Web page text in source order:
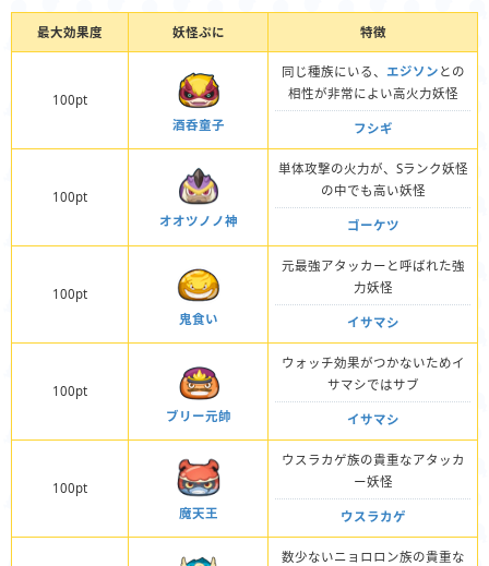
最大効果度 妖怪ぷに 特徴
100pt
酒呑童子
同じ種族にいる、 エジソン との
相性が非常によい高火力妖怪
フシギ
100pt
オオツノノ神
単体攻撃の火力が、Sランク妖怪
の中でも高い妖怪
ゴーケツ
100pt
鬼食い
元最強アタッカーと呼ばれた強
力妖怪
イサマシ
100pt
ブリー元帥
ウォッチ効果がつかないためイ
サマシではサブ
イサマシ
100pt
魔天王
ウスラカゲ族の貴重なアタッカ
ー妖怪
ウスラカゲ
数少ないニョロロン族の貴重な